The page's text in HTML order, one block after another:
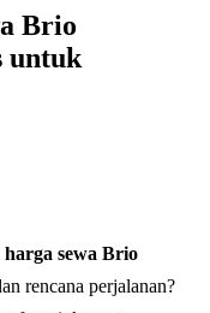
Brio
untuk
harga sewa Brio
rencana perjalanan?